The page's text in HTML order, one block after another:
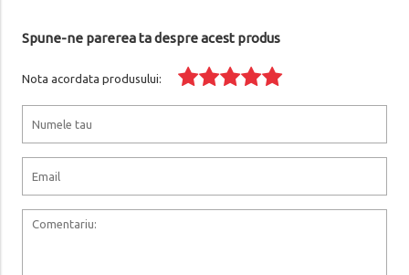
Spune-ne parerea ta despre acest produs
Nota acordata produsului: